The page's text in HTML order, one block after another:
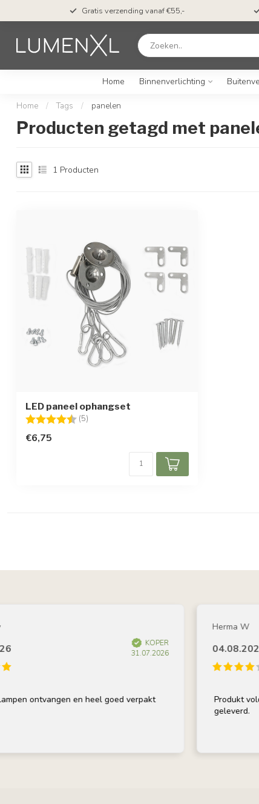
Gratis verzending vanaf €55,-
Home Binnenverlichting
Home / Tags / panelen
Producten getagd met
1 Producten
LED paneel ophangset
Beoordeling: (5)
€6,75
KOPER
31.07.2026
ontvangen en heel goed verpakt
Herma W
04.08.2026
Produkt
geleverd.